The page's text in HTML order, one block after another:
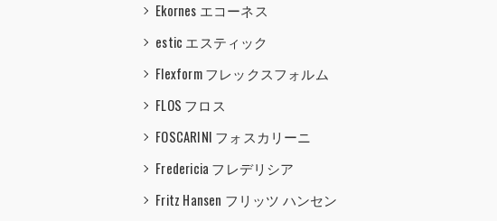
Ekornes エコーネス
estic エスティック
Flexform フレックスフォルム
FLOS フロス
FOSCARINI フォスカリーニ
Fredericia フレデリシア
Fritz Hansen フリッツ ハンセン